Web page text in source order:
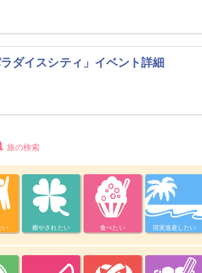
ラダイスシティ」イベント詳細
旅の検索
い 癒やされたい 食べたい 現実逃避したい